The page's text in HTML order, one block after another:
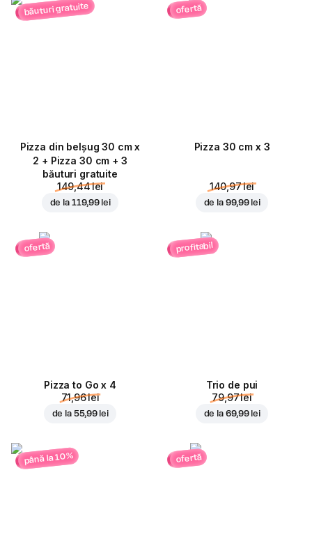
băuturi gratuite
Pizza din belșug 30 cm x
2 + Pizza 30 cm + 3
băuturi gratuite
149,44 lei
de la 119,99 lei
ofertă
Pizza 30 cm x 3
140,97 lei
de la 99,99 lei
ofertă
Pizza to Go x 4
71,96 lei
de la 55,99 lei
profitabil
Trio de pui
79,97 lei
de la 69,99 lei
până la 10% ofertă